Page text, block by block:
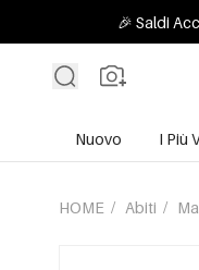
🎉 Saldi
Nuovo I Più
HOME / Abiti /